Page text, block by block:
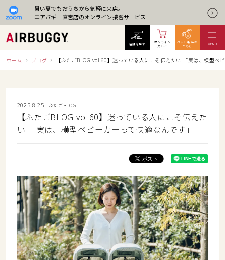
暑い夏でもおうちから気軽に来店。
エアバギー直営店のオンライン接客サービス
ホーム ブログ 【ふたごBLOG vol.60】迷っている人にこそ伝えたい 「実は、横型ベ
2025.8.25 ふたごBLOG
【ふたごBLOG vol.60】迷っている人にこそ伝えた
い 「実は、横型ベビーカーって快適なんです」
店舗を探す
オンライン
ストア
ペット製品は
こちら
MENU